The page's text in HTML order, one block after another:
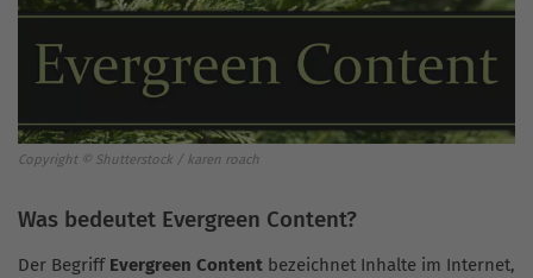
Copyright © Shutterstock / karen roach
Was bedeutet Evergreen Content?
Der Begriff Evergreen Content bezeichnet Inhalte im Internet,